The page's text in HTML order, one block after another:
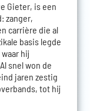
Gieter, is een
zanger,
carrière die al
basis legde
hij
snel won de
jaren zestig
tot hij